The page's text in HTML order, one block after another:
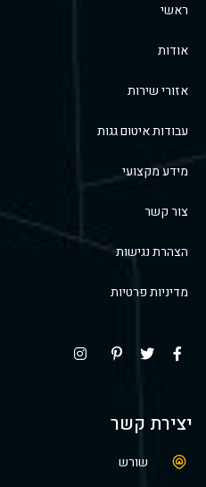
ראשי
אודות
אזורי שירות
עבודות איטום גגות
מידע מקצועי
צור קשר
הצהרת נגישות
מדיניות פרטיות
יצירת קשר
שורש